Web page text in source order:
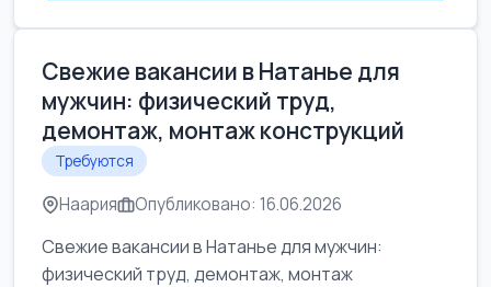
Свежие вакансии в Натанье для
мужчин: физический труд,
демонтаж, монтаж конструкций
Требуются
Наария Опубликовано: 16.06.2026
Свежие вакансии в Натанье для мужчин:
физический труд, демонтаж, монтаж